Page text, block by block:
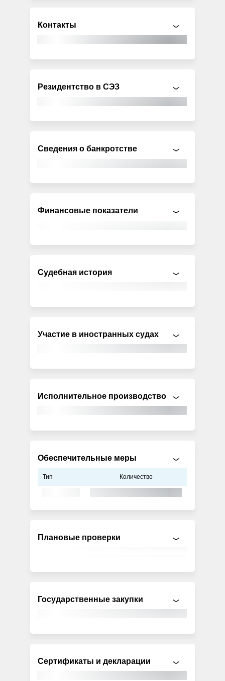
Контакты
Резидентство в СЭЗ
Сведения о банкротстве
Финансовые показатели
Судебная история
Участие в иностранных судах
Исполнительное производство
Обеспечительные меры
Тип Количество
Плановые проверки
Государственные закупки
Сертификаты и декларации